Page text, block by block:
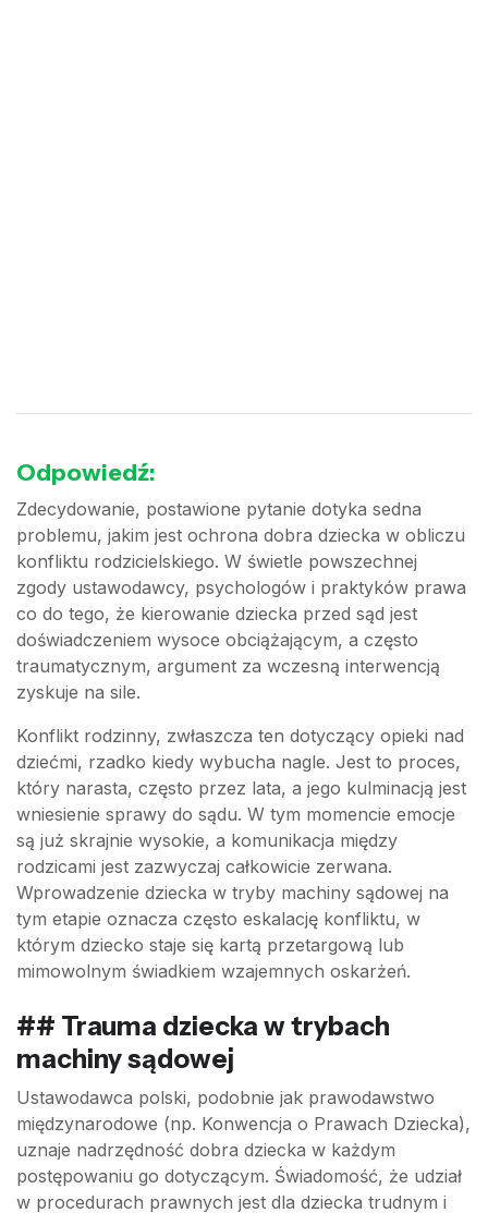
Odpowiedź:
Zdecydowanie, postawione pytanie dotyka sedna
problemu, jakim jest ochrona dobra dziecka w obliczu
konfliktu rodzicielskiego. W świetle powszechnej
zgody ustawodawcy, psychologów i praktyków prawa
co do tego, że kierowanie dziecka przed sąd jest
doświadczeniem wysoce obciążającym, a często
traumatycznym, argument za wczesną interwencją
zyskuje na sile.
Konflikt rodzinny, zwłaszcza ten dotyczący opieki nad
dziećmi, rzadko kiedy wybucha nagle. Jest to proces,
który narasta, często przez lata, a jego kulminacją jest
wniesienie sprawy do sądu. W tym momencie emocje
są już skrajnie wysokie, a komunikacja między
rodzicami jest zazwyczaj całkowicie zerwana.
Wprowadzenie dziecka w tryby machiny sądowej na
tym etapie oznacza często eskalację konfliktu, w
którym dziecko staje się kartą przetargową lub
mimowolnym świadkiem wzajemnych oskarżeń.
## Trauma dziecka w trybach
machiny sądowej
Ustawodawca polski, podobnie jak prawodawstwo
międzynarodowe (np. Konwencja o Prawach Dziecka),
uznaje nadrzędność dobra dziecka w każdym
postępowaniu go dotyczącym. Świadomość, że udział
w procedurach prawnych jest dla dziecka trudnym i